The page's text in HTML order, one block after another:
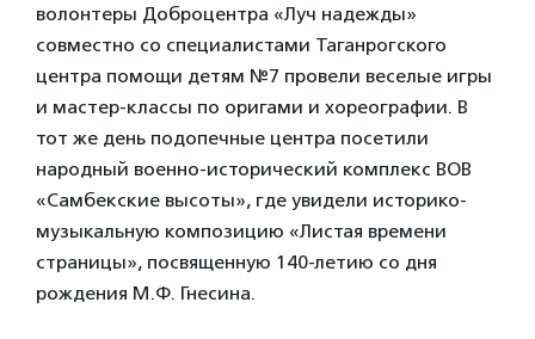
волонтеры Доброцентра «Луч надежды»
совместно со специалистами Таганрогского
центра помощи детям №7 провели веселые игры
и мастер-классы по оригами и хореографии. В
тот же день подопечные центра посетили
народный военно-исторический комплекс ВОВ
«Самбекские высоты», где увидели историко-
музыкальную композицию «Листая времени
страницы», посвященную 140-летию со дня
рождения М.Ф. Гнесина.